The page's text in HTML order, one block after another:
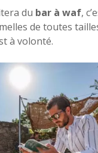
du bar à waf,
de toutes
à volonté.